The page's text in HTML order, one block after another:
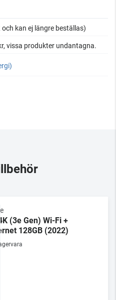
kan ej längre beställas)
vissa produkter undantagna.
4K (3e Gen) Wi-Fi +
128GB (2022)